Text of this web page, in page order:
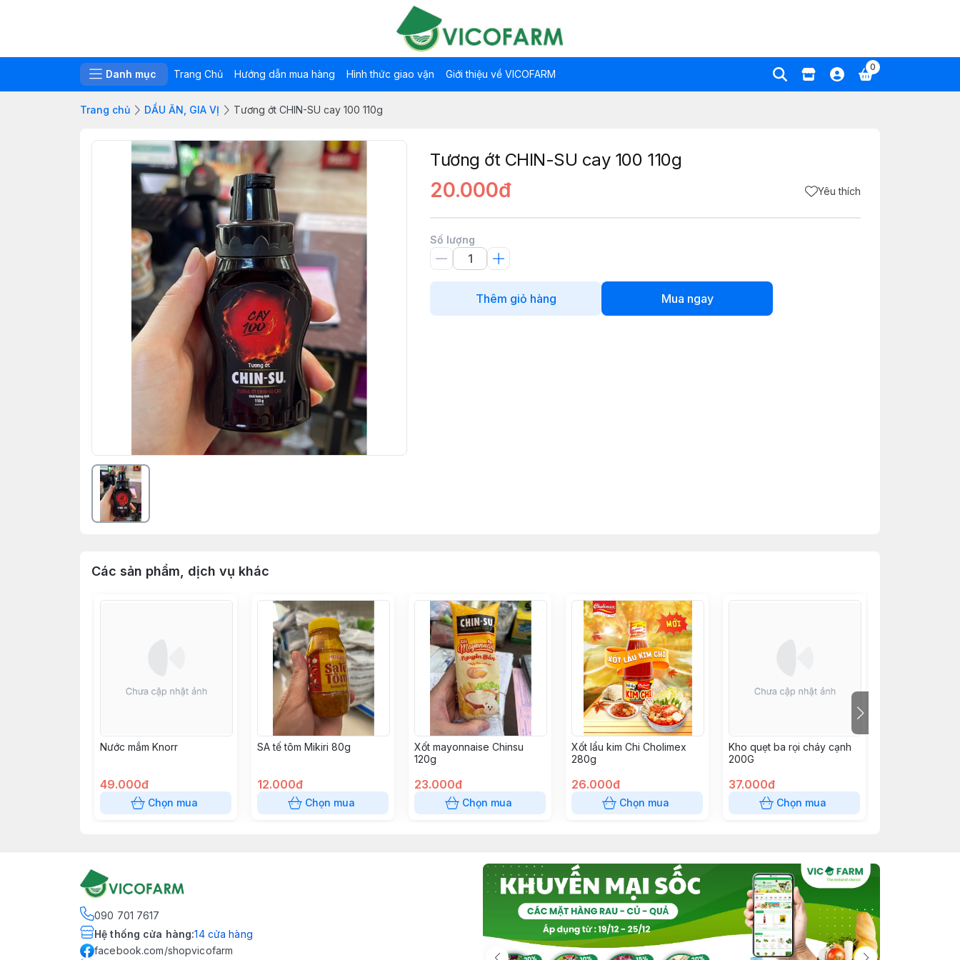
Danh mục Trang Chủ Hướng dẫn mua hàng Hình thức giao vận Giới thiệu về VICOFARM
0
Trang chủ DẦU ĂN, GIA VỊ Tương ớt CHIN-SU cay 100 110g
Tương ớt CHIN-SU cay 100 110g
20.000đ Yêu thích
Số lượng
Thêm giỏ hàng Mua ngay
Các sản phẩm, dịch vụ khác
Nước mắm Knorr
49.000đ
Chọn mua
SA tế tôm Mikiri 80g
12.000đ
Chọn mua
Xốt mayonnaise Chinsu
120g
23.000đ
Chọn mua
Xốt lẩu kim Chi Cholimex
280g
26.000đ
Chọn mua
Kho quẹt ba rọi cháy cạnh
200G
37.000đ
Chọn mua
090 701 7617
Hệ thống cửa hàng:14 cửa hàng
facebook.com/shopvicofarm